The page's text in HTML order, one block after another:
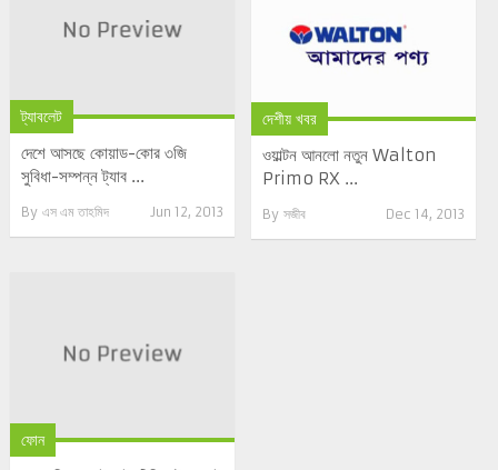
ট্যাবলেট
দেশে আসছে কোয়াড-কোর ৩জি
সুবিধা-সম্পন্ন ট্যাব ...
By এস এম তাহমিদ Jun 12, 2013
দেশীয় খবর
ওয়াল্টন আনলো নতুন Walton
Primo RX ...
By সজীব Dec 14, 2013
ফোন